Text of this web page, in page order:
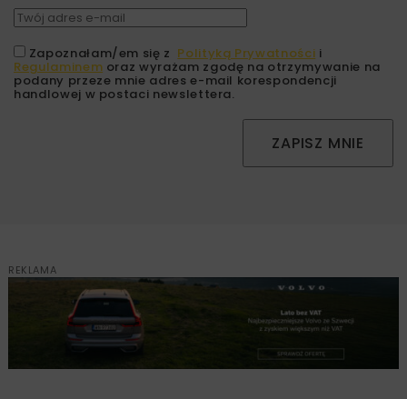
Zapoznałam/em się z Polityką Prywatności i
Regulaminem oraz wyrażam zgodę na otrzymywanie na
podany przeze mnie adres e-mail korespondencji
handlowej w postaci newslettera.
ZAPISZ MNIE
REKLAMA